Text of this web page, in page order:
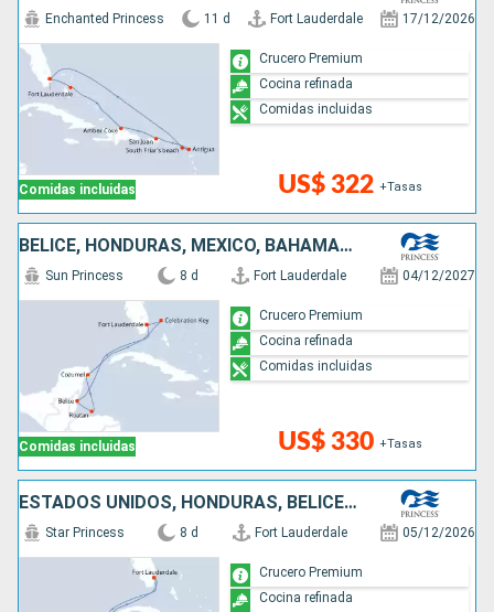
Comidas incluidas
Enchanted Princess 11 d Fort Lauderdale 17/12/2026
US$ 322 +Tasas
Crucero Premium
Cocina refinada
Comidas incluidas
BELICE, HONDURAS, MÉXICO, BAHAMAS, ESTADOS UNIDOS
Comidas incluidas
Sun Princess 8 d Fort Lauderdale 04/12/2027
US$ 330 +Tasas
Crucero Premium
Cocina refinada
Comidas incluidas
ESTADOS UNIDOS, HONDURAS, BELICE, MÉXICO
Star Princess 8 d Fort Lauderdale 05/12/2026
Crucero Premium
Cocina refinada